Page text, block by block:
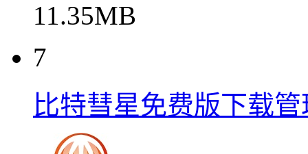
11.35MB
7
比特彗星免费版下载